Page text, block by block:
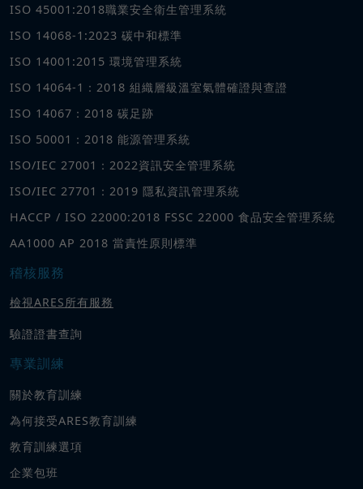
ISO 45001:2018職業安全衛生管理系統
ISO 14068-1:2023 碳中和標準
ISO 14001:2015 環境管理系統
ISO 14064-1：2018 組織層級溫室氣體確證與查證
ISO 14067：2018 碳足跡
ISO 50001：2018 能源管理系統
ISO/IEC 27001：2022資訊安全管理系統
ISO/IEC 27701：2019 隱私資訊管理系統
HACCP / ISO 22000:2018 FSSC 22000 食品安全管理系統
AA1000 AP 2018 當責性原則標準
稽核服務
檢視ARES所有服務
驗證證書查詢
專業訓練
關於教育訓練
為何接受ARES教育訓練
教育訓練選項
企業包班